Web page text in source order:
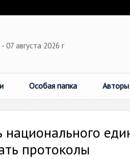
07 августа 2026 г
Особая папка Авторы
протоколы